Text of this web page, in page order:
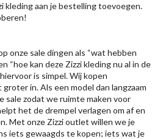
kleding aan je bestelling toevoegen.
onze sale dingen als “wat hebben
“hoe kan deze Zizzi kleding nu al in de
is simpel. Wij kopen
in. Als een model dan langzaam
sale zodat we ruimte maken voor
het de drempel verlagen om af en
Met onze Zizzi outlet willen we je
iets gewaagds te kopen; iets wat je